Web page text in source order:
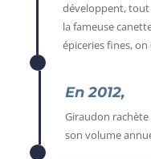
développent, tout
la fameuse
épiceries fines,
En 2012,
Giraudon
son volume